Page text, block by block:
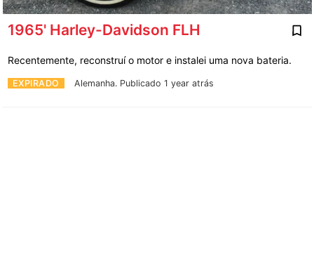
1965' Harley-Davidson FLH
EXPIRADO Alemanha. Publicado 1 year atrás
Recentemente, reconstruí o motor e instalei uma nova bateria.